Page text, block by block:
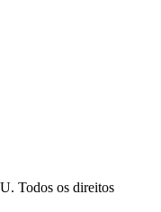
Todos os direitos